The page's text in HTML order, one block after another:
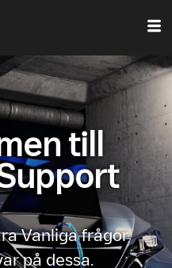
till
Vanliga frågor
på dessa.